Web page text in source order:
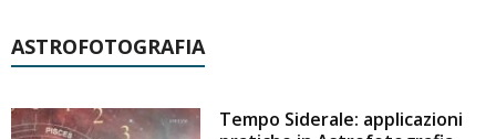
ASTROFOTOGRAFIA
Tempo Siderale: applicazioni